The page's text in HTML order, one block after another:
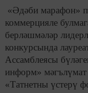
«Әдәби марафон»
коммерцияле
берләшмәләр
конкурсында
Ассамблеясы
информ» мәгълүмат
«Татнетны үстерү